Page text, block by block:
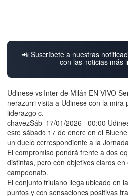
📲 Suscríbete a nuestras
con las noticias más
Udinese vs Inter de Milán EN VIVO
nerazurri visita a Udinese con la mira
liderazgo c.
chavezSáb, 17/01/2026 - 00:00
este sábado 17 de enero en el
un duelo correspondiente a la
El compromiso pondrá frente a dos
distintas, pero con objetivos claros en
campeonato.
El conjunto friulano llega ubicado en
puntos y con sensaciones positivas